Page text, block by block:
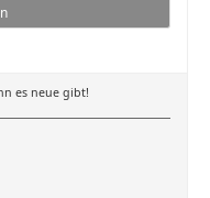
es neue gibt!